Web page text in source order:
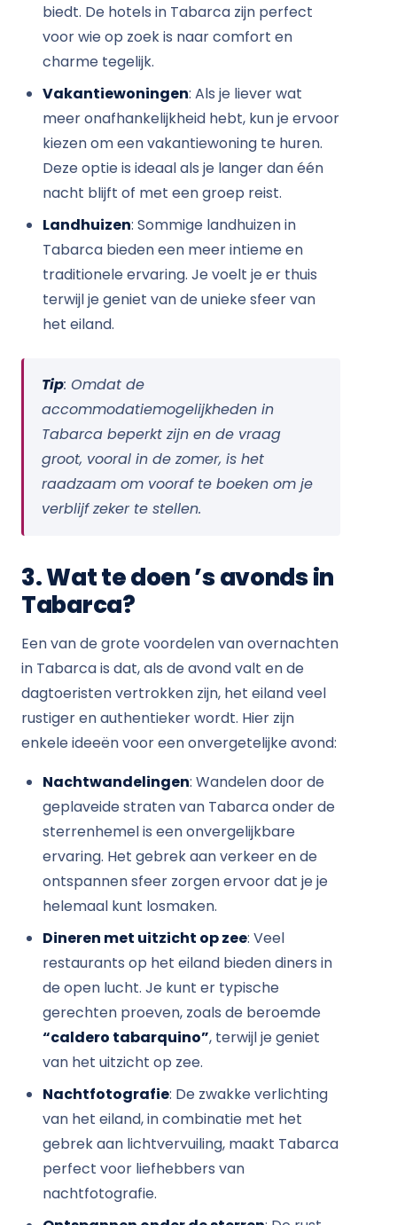
biedt. De hotels in Tabarca zijn perfect
voor wie op zoek is naar comfort en
charme tegelijk.
Vakantiewoningen: Als je liever wat
meer onafhankelijkheid hebt, kun je ervoor
kiezen om een vakantiewoning te huren.
Deze optie is ideaal als je langer dan één
nacht blijft of met een groep reist.
Landhuizen: Sommige landhuizen in
Tabarca bieden een meer intieme en
traditionele ervaring. Je voelt je er thuis
terwijl je geniet van de unieke sfeer van
het eiland.
Tip: Omdat de
accommodatiemogelijkheden in
Tabarca beperkt zijn en de vraag
groot, vooral in de zomer, is het
raadzaam om vooraf te boeken om je
verblijf zeker te stellen.
3. Wat te doen ’s avonds in
Tabarca?
Een van de grote voordelen van overnachten
in Tabarca is dat, als de avond valt en de
dagtoeristen vertrokken zijn, het eiland veel
rustiger en authentieker wordt. Hier zijn
enkele ideeën voor een onvergetelijke avond:
Nachtwandelingen: Wandelen door de
geplaveide straten van Tabarca onder de
sterrenhemel is een onvergelijkbare
ervaring. Het gebrek aan verkeer en de
ontspannen sfeer zorgen ervoor dat je je
helemaal kunt losmaken.
Dineren met uitzicht op zee: Veel
restaurants op het eiland bieden diners in
de open lucht. Je kunt er typische
gerechten proeven, zoals de beroemde
“caldero tabarquino”, terwijl je geniet
van het uitzicht op zee.
Nachtfotografie: De zwakke verlichting
van het eiland, in combinatie met het
gebrek aan lichtvervuiling, maakt Tabarca
perfect voor liefhebbers van
nachtfotografie.